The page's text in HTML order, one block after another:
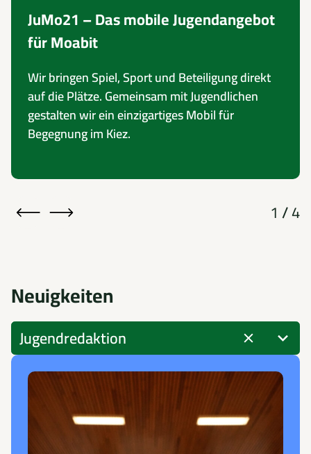
JuMo21 – Das mobile Jugendangebot
für Moabit
Wir bringen Spiel, Sport und Beteiligung direkt
auf die Plätze. Gemeinsam mit Jugendlichen
gestalten wir ein einzigartiges Mobil für
Begegnung im Kiez.
1/4
Neuigkeiten
Jugendredaktion
5
results
available